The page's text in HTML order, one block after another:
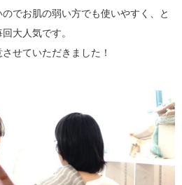
でお肌の弱い方でも使いやすく、と
大人気です。
せていただきました！